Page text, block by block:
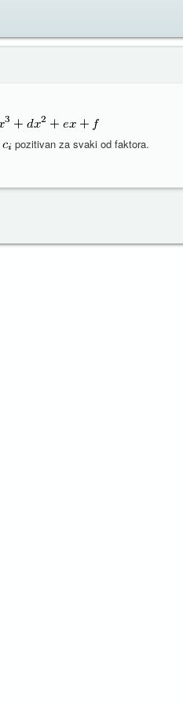
pozitivan za svaki od faktora.